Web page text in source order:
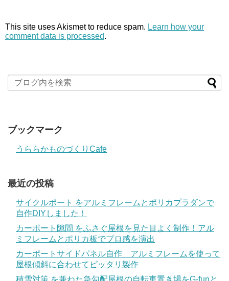
This site uses Akismet to reduce spam. Learn how your
comment data is processed.
ブックマーク
うららかものづくりCafe
最近の投稿
サイクルポート をアルミフレームとポリカプラダンで
自作DIYしました！
カーポート隙間 をふさぐ屋根を見た目よく制作！アル
ミフレームとポリカ板でプロ感を演出
カーポートサイドパネル自作 アルミフレームを使って
屋根傾斜に合わせてピッタリ製作
積雪対策 を兼ねた急勾配屋根の自転車置き場をG-funと